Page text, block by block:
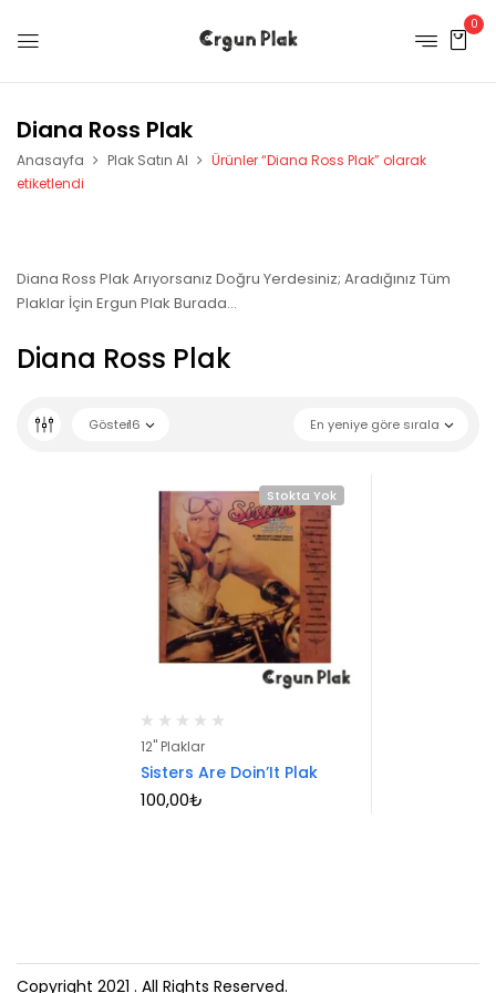
0
Diana Ross Plak
Anasayfa Plak Satın Al
Ürünler “Diana Ross Plak” olarak
etiketlendi
Diana Ross Plak Arıyorsanız Doğru Yerdesiniz; Aradığınız Tüm
Plaklar İçin Ergun Plak Burada…
Diana Ross Plak
En yeniye göre sırala
Göster16
Stokta Yok
12" Plaklar
Sisters Are Doin’It Plak
100,00₺
Copyright 2021 . All Rights Reserved.